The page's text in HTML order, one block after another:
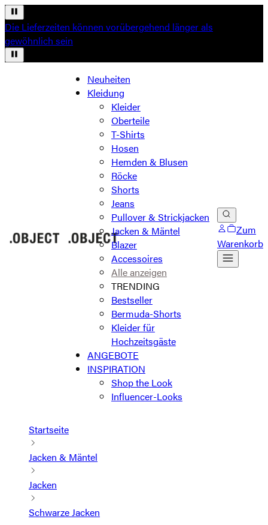
Die Lieferzeiten können vorübergehend länger als
gewöhnlich sein
Neuheiten
Kleidung
Kleider
Oberteile
T-Shirts
Hosen
Hemden & Blusen
Röcke
Shorts
Jeans
Pullover & Strickjacken
Jacken & Mäntel
Blazer
Accessoires
Alle anzeigen
TRENDING
Bestseller
Bermuda-Shorts
Kleider für
Hochzeitsgäste
ANGEBOTE
INSPIRATION
Shop the Look
Influencer-Looks
Zum
Warenkorb
Startseite
Jacken & Mäntel
Jacken
Schwarze Jacken